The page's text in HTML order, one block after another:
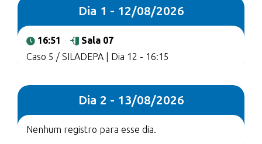
Dia 1 - 12/08/2026
16:51
Sala 07
Caso 5 / SILADEPA | Dia 12 - 16:15
Dia 2 - 13/08/2026
Nenhum registro para esse dia.